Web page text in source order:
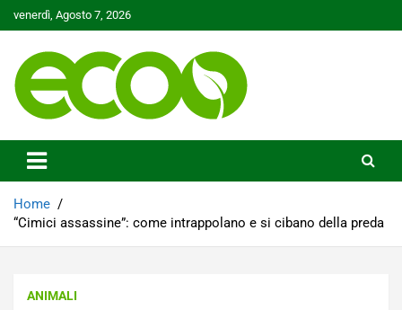
to
venerdì, Agosto 7, 2026
Ecoo.it
Home
“Cimici assassine”: come intrappolano e si cibano della preda
ANIMALI